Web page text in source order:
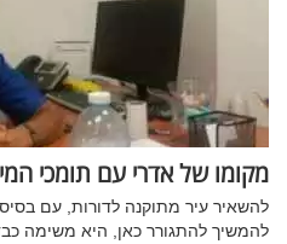
מקומו של אדרי עם תומכי
להשאיר עיר מתוקנה לדורות, עם
להמשיך להתגורר כאן, היא משימה